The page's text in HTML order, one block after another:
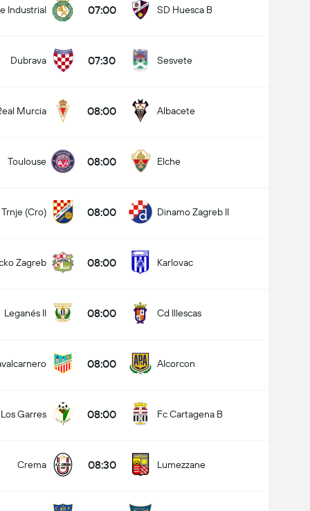
SD Huesca B
07:00
Industrial
Sesvete
07:30
Dubrava
Albacete
08:00
Murcia
Elche
08:00
Toulouse
Dinamo Zagreb II
08:00
Trnje (Cro)
Karlovac
08:00
Zagreb
Cd Illescas
08:00
Leganés II
Alcorcon
08:00
Fc Cartagena B
08:00
Los Garres
Lumezzane
08:30
Crema